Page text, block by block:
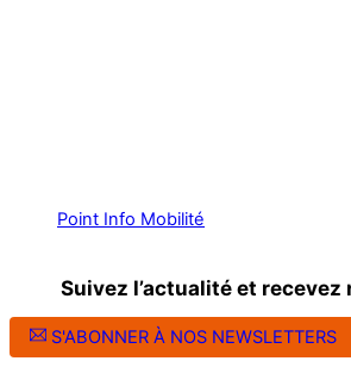
Point Info Mobilité
Suivez l’actualité et recevez
S'ABONNER À NOS NEWSLETTERS